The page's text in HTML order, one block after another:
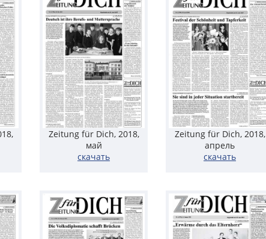
Zeitung für Dich, 2018,
май
скачать
Zeitung für Dich, 2018,
апрель
скачать